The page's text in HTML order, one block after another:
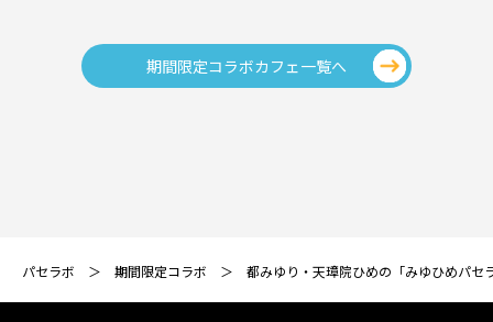
期間限定コラボカフェ一覧へ
パセラボ 期間限定コラボ 都みゆり・天璋院ひめの「みゆひめパ